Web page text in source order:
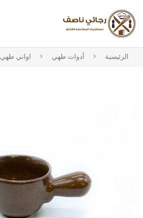
الرئيسية أدوات طهي اواني طهي